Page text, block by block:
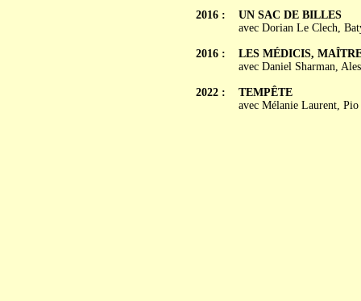
2016 :
2016 :
2022 :
UN SAC DE BILLES
avec Dorian Le Clech,
LES MÉDICIS,
avec Daniel Sharman,
TEMPÊTE
avec Mélanie Laurent,